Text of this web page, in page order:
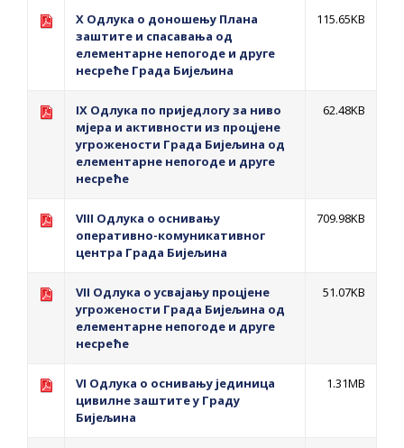
НА ГРАДСКИ МЈЕСЕЧНИ БОРАЧКИ
ДОДАТАК ЗА ДЕМОБИЛИСАНЕ БОРЦЕ
ВОЈСКЕ РЕПУБЛИКЕ СРПСКЕ У СТАЊУ
Oд 27. јула пријем захтјева за новчану
помоћ за набавку школског прибора
Обрасци захтјева за регресирано
гориво доступни од 13. марта до 15.
Захтјев за издавање ПОНОСНЕ КАРТИЦЕ
Обавјештење о забрани саобраћаја 6. и
7. августа
Ујић
X Одлука о доношењу Плана
заштите и спасавања од
елементарне непогоде и друге
несреће Града Бијељина
115.65KB
IX Одлука по приједлогу за ниво
мјера и активности из процјене
угрожености Града Бијељина од
елементарне непогоде и друге
несреће
62.48KB
VIII Одлука о оснивању
оперативно-комуникативног
центра Града Бијељина
709.98KB
VII Одлука о усвајању процјене
угрожености Града Бијељина од
елементарне непогоде и друге
несреће
51.07KB
VI Одлука о оснивању јединица
цивилне заштите у Граду
Бијељина
1.31MB